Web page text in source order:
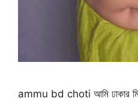
ammu bd choti আমি ঢাকার